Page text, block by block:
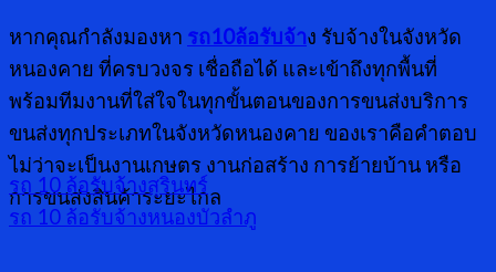
หากคุณกำลังมองหา รถ10ล้อรับจ้าง รับจ้างในจังหวัด
หนองคาย ที่ครบวงจร เชื่อถือได้ และเข้าถึงทุกพื้นที่
พร้อมทีมงานที่ใส่ใจในทุกขั้นตอนของการขนส่งบริการ
ขนส่งทุกประเภทในจังหวัดหนองคาย ของเราคือคำตอบ
ไม่ว่าจะเป็นงานเกษตร งานก่อสร้าง การย้ายบ้าน หรือ
การขนส่งสินค้าระยะไกล
รถ 10 ล้อรับจ้างสุรินทร์
รถ 10 ล้อรับจ้างหนองบัวลำภู